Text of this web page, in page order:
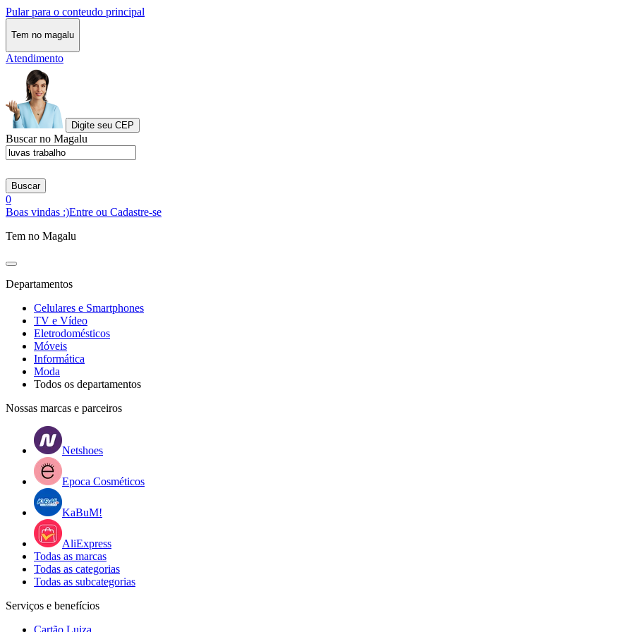
Pular para o conteudo principal
Tem no magalu
Atendimento
Digite seu CEP
Buscar no Magalu
Buscar
0
Boas vindas :)Entre ou Cadastre-se
Tem no Magalu
Departamentos
Celulares e Smartphones
TV e Vídeo
Eletrodomésticos
Móveis
Informática
Moda
Todos os departamentos
Nossas marcas e parceiros
Netshoes
Epoca Cosméticos
KaBuM!
AliExpress
Todas as marcas
Todas as categorias
Todas as subcategorias
Serviços e benefícios
Cartão Luiza